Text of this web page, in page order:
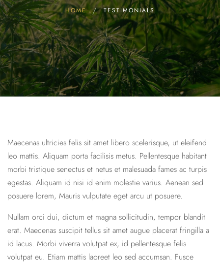
HOME TESTIMONIALS
Maecenas ultricies felis sit amet libero scelerisque, ut eleifend
leo mattis. Aliquam porta facilisis metus. Pellentesque habitant
morbi tristique senectus et netus et malesuada fames ac turpis
egestas. Aliquam id nisi id enim molestie varius. Aenean sed
posuere lorem, Mauris vulputate eget arcu ut posuere.
Nullam orci dui, dictum et magna sollicitudin, tempor blandit
erat. Maecenas suscipit tellus sit amet augue placerat fringilla a
id lacus. Morbi viverra volutpat ex, id pellentesque felis
volutpat eu. Etiam mattis laoreet leo sed accumsan. Fusce